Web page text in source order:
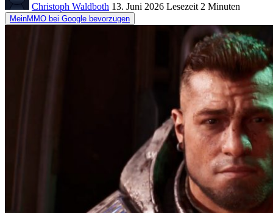
Christoph Waldboth 13. Juni 2026 Lesezeit 2 Minuten
MeinMMO bei Google bevorzugen